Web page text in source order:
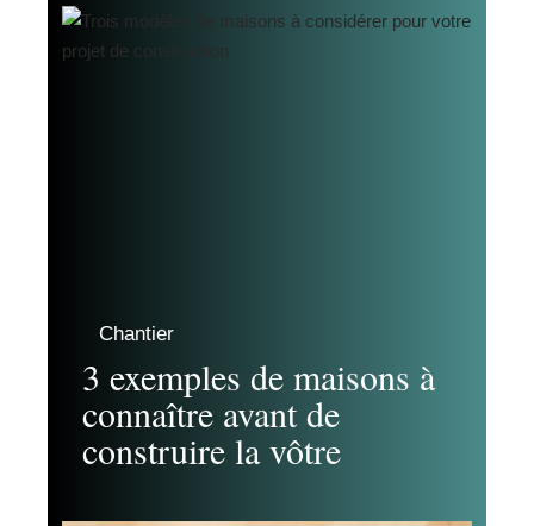
Chantier
3 exemples de maisons à
connaître avant de
construire la vôtre